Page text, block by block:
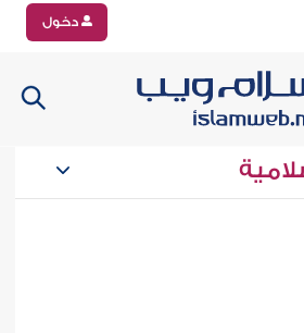
دخول